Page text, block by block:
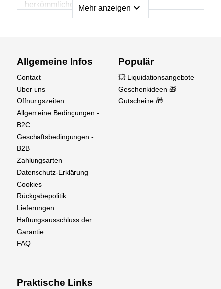
herkömmlichem Schleifpapier.
Kompakte Größe – 70 × 52 mm für hervorragende
Kontrolle und Präzision.
Verstopfungsfreie Leistung – Verstopft nicht wie
herkömmliche Schleifmittel.
Leicht zu reinigen – Einfach abbürsten oder mit
Ideal für
RC-Flugzeug- und Hubschrauberbau
Formen von Tragflächen, Rümpfen und
Verkleidungen
Arbeiten mit Holz, Verbundwerkstoffen und
Mehr anzeigen expand_more
Allgemeine Infos
Contact
Uber uns
Offnungszeiten
Allgemeine Bedingungen -
B2C
Geschaftsbedingungen -
B2B
Zahlungsarten
Datenschutz-Erklärung
Cookies
Rückgabepolitik
Lieferungen
Haftungsausschluss der
Garantie
FAQ
Populär
💥 Liquidationsangebote
Geschenkideen 🎁
Gutscheine 🎁
Praktische Links